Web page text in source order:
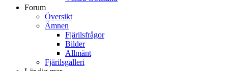
Forum
Översikt
Ämnen
Fjärilsfrågor
Bilder
Allmänt
Fjärilsgalleri